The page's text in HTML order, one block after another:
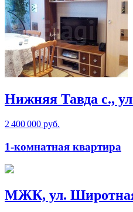
Нижняя Тавда с.,
2 400 000 руб.
1-комнатная квартира
МЖК, ул.